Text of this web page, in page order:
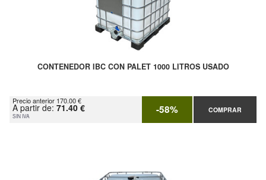
CONTENEDOR IBC CON PALET 1000 LITROS USADO
Precio anterior 170.00 €
A partir de: 71.40 €
SIN IVA -58% COMPRAR